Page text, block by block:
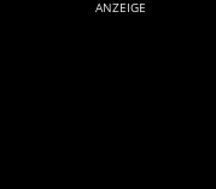
ANZEIGE